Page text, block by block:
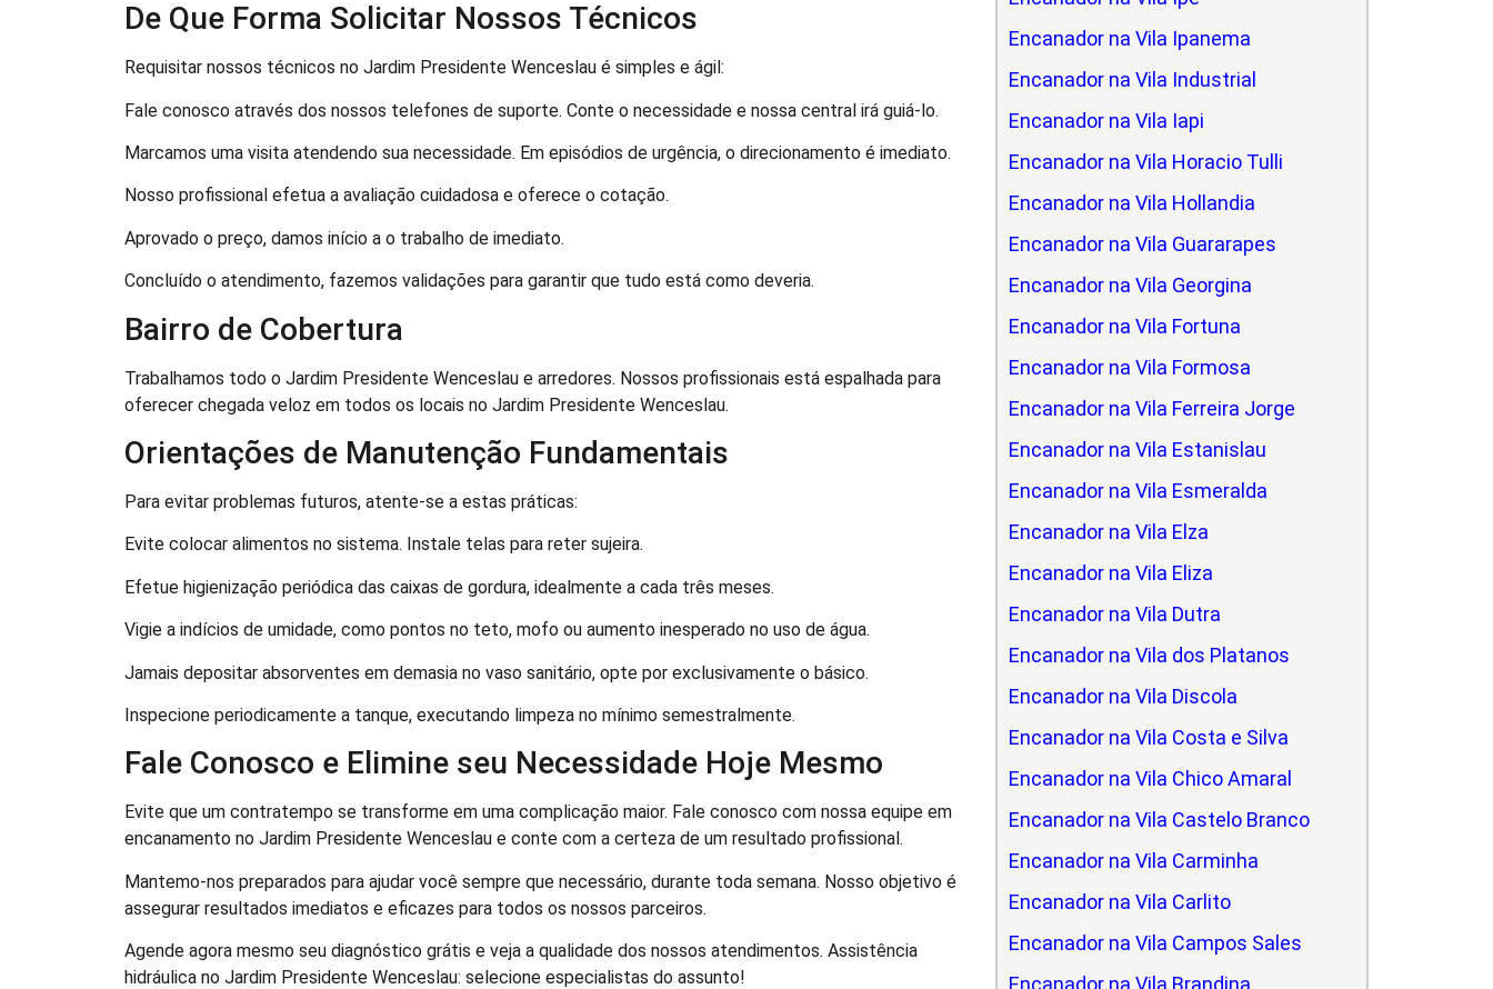
De Que Forma Solicitar Nossos Técnicos
Requisitar nossos técnicos no Jardim Presidente Wenceslau é simples e ágil:
Fale conosco através dos nossos telefones de suporte. Conte o necessidade e nossa central irá guiá-lo.
Marcamos uma visita atendendo sua necessidade. Em episódios de urgência, o direcionamento é imediato.
Nosso profissional efetua a avaliação cuidadosa e oferece o cotação.
Aprovado o preço, damos início a o trabalho de imediato.
Concluído o atendimento, fazemos validações para garantir que tudo está como deveria.
Bairro de Cobertura
Trabalhamos todo o Jardim Presidente Wenceslau e arredores. Nossos profissionais está espalhada para
oferecer chegada veloz em todos os locais no Jardim Presidente Wenceslau.
Orientações de Manutenção Fundamentais
Para evitar problemas futuros, atente-se a estas práticas:
Evite colocar alimentos no sistema. Instale telas para reter sujeira.
Efetue higienização periódica das caixas de gordura, idealmente a cada três meses.
Vigie a indícios de umidade, como pontos no teto, mofo ou aumento inesperado no uso de água.
Jamais depositar absorventes em demasia no vaso sanitário, opte por exclusivamente o básico.
Inspecione periodicamente a tanque, executando limpeza no mínimo semestralmente.
Fale Conosco e Elimine seu Necessidade Hoje Mesmo
Evite que um contratempo se transforme em uma complicação maior. Fale conosco com nossa equipe em
encanamento no Jardim Presidente Wenceslau e conte com a certeza de um resultado profissional.
Mantemo-nos preparados para ajudar você sempre que necessário, durante toda semana. Nosso objetivo é
assegurar resultados imediatos e eficazes para todos os nossos parceiros.
Agende agora mesmo seu diagnóstico grátis e veja a qualidade dos nossos atendimentos. Assistência
hidráulica no Jardim Presidente Wenceslau: selecione especialistas do assunto!
Encanador na Vila Ipanema
Encanador na Vila Industrial
Encanador na Vila Iapi
Encanador na Vila Horacio Tulli
Encanador na Vila Hollandia
Encanador na Vila Guararapes
Encanador na Vila Georgina
Encanador na Vila Fortuna
Encanador na Vila Formosa
Encanador na Vila Ferreira Jorge
Encanador na Vila Estanislau
Encanador na Vila Esmeralda
Encanador na Vila Elza
Encanador na Vila Eliza
Encanador na Vila Dutra
Encanador na Vila dos Platanos
Encanador na Vila Discola
Encanador na Vila Costa e Silva
Encanador na Vila Chico Amaral
Encanador na Vila Castelo Branco
Encanador na Vila Carminha
Encanador na Vila Carlito
Encanador na Vila Campos Sales
Encanador na Vila Brandina